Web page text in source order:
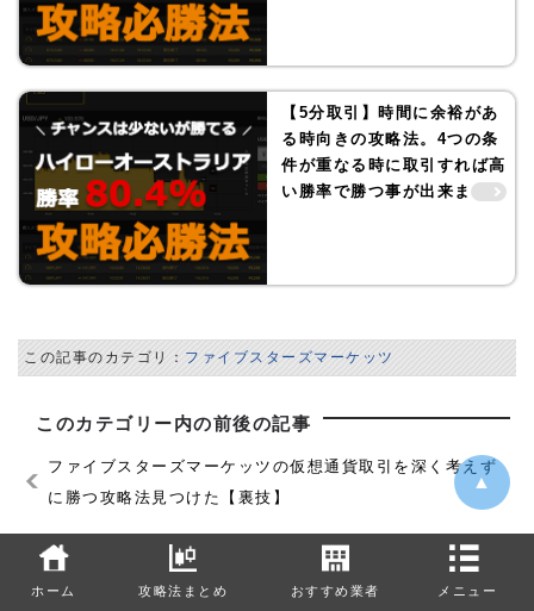
ホーム 攻略法まとめ おすすめ業者 メニュー
【5分取引】時間に余裕があ
る時向きの攻略法。4つの条
件が重なる時に取引すれば高
い勝率で勝つ事が出来ます！
この記事のカテゴリ： ファイブスターズマーケッツ
このカテゴリー内の前後の記事
ファイブスターズマーケッツの仮想通貨取引を深く考えず
に勝つ攻略法見つけた【裏技】
【2020年】「トレード200で出金できない」そうなる前
にやっておくべき事！
▲